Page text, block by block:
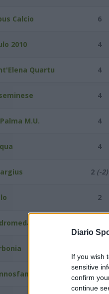
Diario
If you wish
sensitive
confirm
continue
Calcio 6
2010 4
Quartu 4
4
M.U. 4
4
2 (-2)
2